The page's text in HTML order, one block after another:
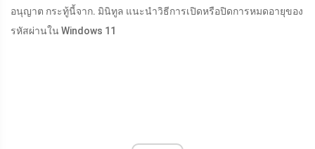
อนุญาต กระทู้นี้จาก. มินิทูล แนะนำวิธีการเปิดหรือปิดการหมดอายุของ
รหัสผ่านใน Windows 11